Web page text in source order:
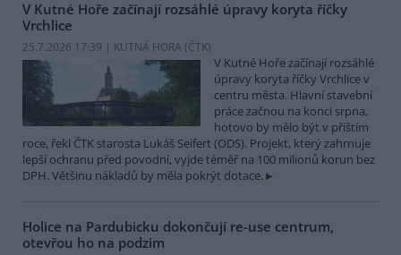
V Kutné Hoře začínají rozsáhlé úpravy koryta říčky
Vrchlice
25.7.2026 17:39 | KUTNÁ HORA (ČTK)
V Kutné Hoře začínají rozsáhlé
úpravy koryta říčky Vrchlice v
centru města. Hlavní stavební
práce začnou na konci srpna,
hotovo by mělo být v příštím
roce, řekl ČTK starosta Lukáš Seifert (ODS). Projekt, který zahrnuje
lepší ochranu před povodní, vyjde téměř na 100 milionů korun bez
DPH. Většinu nákladů by měla pokrýt dotace.
Holice na Pardubicku dokončují re-use centrum,
otevřou ho na podzim